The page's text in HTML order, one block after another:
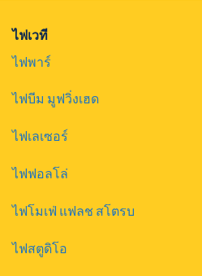
ไฟเวที
ไฟพาร์
ไฟบีม มูฟวิ่งเฮด
ไฟเลเซอร์
ไฟฟอลโล่
ไฟโมเฟ่ แฟลช สโตรบ
ไฟสตูดิโอ